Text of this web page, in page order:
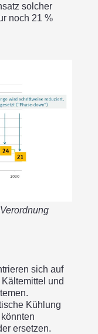
solcher
noch 21 %
sich auf
und
Kühlung
ersetzen.